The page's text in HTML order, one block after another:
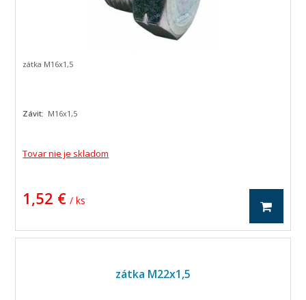
Tovar nie je skladom
1,52 € / ks
zátka M16x1,5
Závit: M16x1,5
zátka M22x1,5